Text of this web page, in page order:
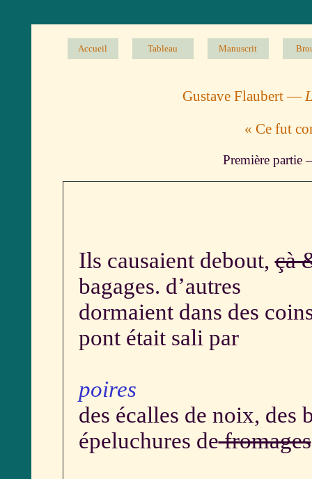
Accueil Tableau Manuscrit
Gustave Flaubert —
« Ce fut
Première partie
Ils causaient debout,çà
bagages. d’autres
dormaient dans des
pont était sali par
poires
des écalles de noix, des
épeluchures defromages